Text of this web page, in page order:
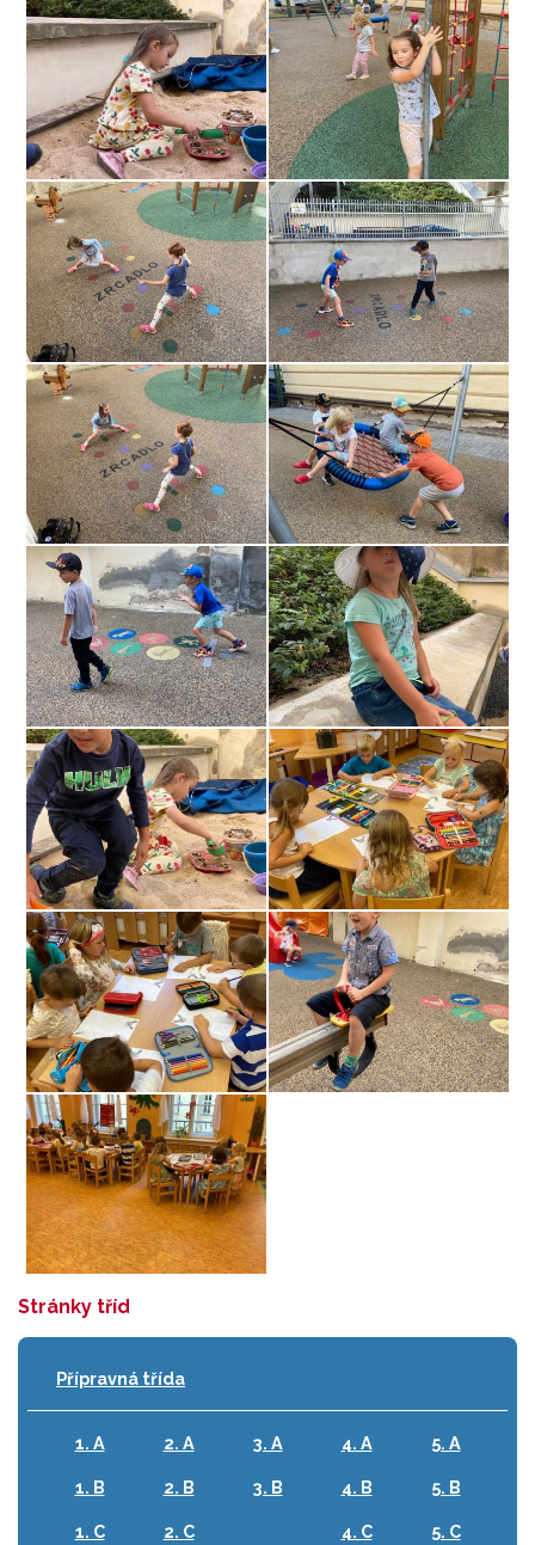
Stránky tříd
Přípravná třída
1. A
1. B
1. C
2. A
2. B
2. C
3. A
3. B
4. A
4. B
4. C
5. A
5. B
5. C